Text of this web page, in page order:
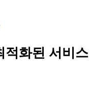
적화된 서비스